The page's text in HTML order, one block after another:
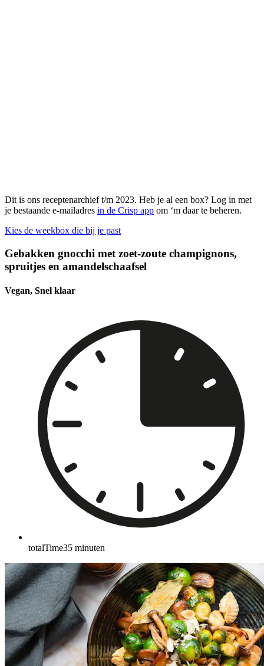
Dit is ons receptenarchief t/m 2023. Heb je al een box? Log in met
je bestaande e-mailadres in de Crisp app om ‘m daar te beheren.
Kies de weekbox die bij je past
Gebakken gnocchi met zoet-zoute champignons,
spruitjes en amandelschaafsel
Vegan, Snel klaar
totalTime35 minuten